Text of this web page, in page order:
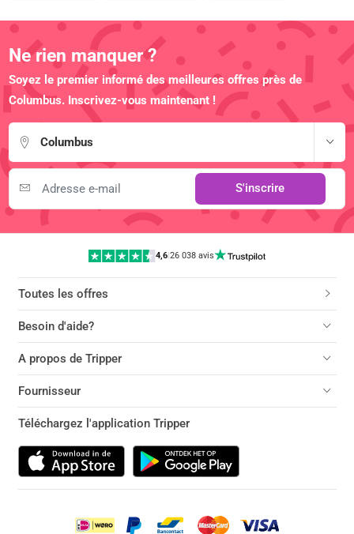
Ne rien manquer ?
Soyez le premier informé des meilleures offres près de
Columbus. Inscrivez-vous maintenant !
Columbus
S'inscrire
4,6 |26 038 avis
Toutes les offres
Besoin d'aide?
A propos de Tripper
Fournisseur
Téléchargez l'application Tripper